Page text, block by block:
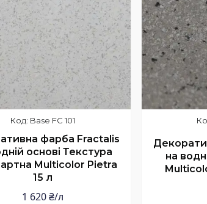
Base FC 101
фарба Fractalis
основі Текстура
Multicolor Pietra
15 л
1 620 ₴/л
на